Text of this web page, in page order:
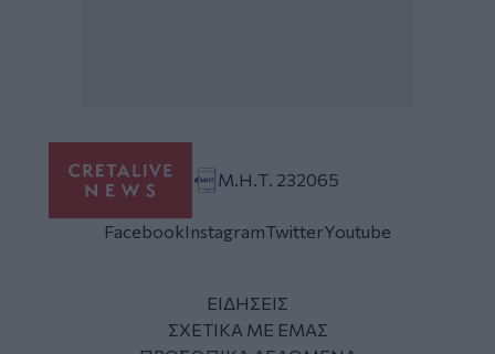
Μ.Η.Τ. 232065
FacebookInstagramTwitterYoutube
ΕΙΔΗΣΕΙΣ
ΣΧΕΤΙΚΑ ΜΕ ΕΜΑΣ